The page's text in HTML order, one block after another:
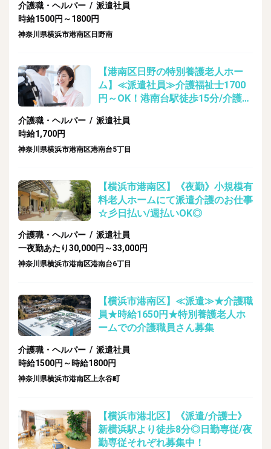
介護職・ヘルパー / 派遣社員
時給1500円～1800円
神奈川県横浜市港南区日野南
【港南区日野の特別養護老人ホー
ム】≪派遣社員≫介護福祉士1700
円～OK！港南台駅徒歩15分/介護・
介護職・ヘルパー / 派遣社員
時給1,700円
神奈川県横浜市港南区港南台5丁目
【横浜市港南区】《夜勤》小規模有
料老人ホームにて派遣介護のお仕事
☆彡日払い/週払いOK◎
介護職・ヘルパー / 派遣社員
一夜勤あたり30,000円～33,000円
神奈川県横浜市港南区港南台6丁目
【横浜市港南区】≪派遣≫★介護職
員★時給1650円★特別養護老人ホ
ームでの介護職員さん募集
介護職・ヘルパー / 派遣社員
時給1500円～時給1800円
神奈川県横浜市港南区上永谷町
【横浜市港北区】《派遣/介護士》
新横浜駅より徒歩8分◎日勤専従/夜
勤専従それぞれ募集中！